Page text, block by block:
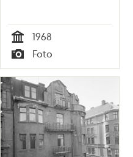
Tid
1968
Typ
Foto